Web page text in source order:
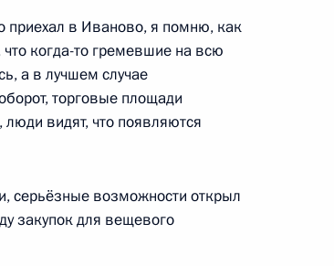
Флота
приехал в Иваново, я помню, как
когда-то гремевшие на всю
а в лучшем случае
торговые площади
видят, что появляются
серьёзные возможности открыл
закупок для вещевого